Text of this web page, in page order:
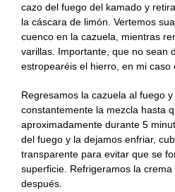
cazo del fuego del kamado y
la cáscara de limón. Vertemos
cuenco en la cazuela, mientras
varillas. Importante, que no sean
estropearéis el hierro, en mi caso
Regresamos la cazuela al fuego
constantemente la mezcla hasta
aproximadamente durante 5
del fuego y la dejamos enfriar,
transparente para evitar que se
superficie. Refrigeramos la
después.